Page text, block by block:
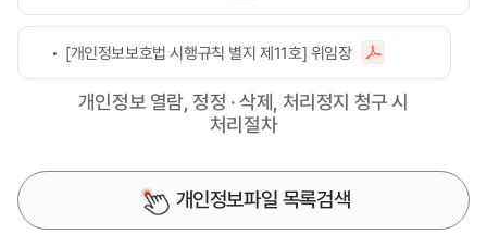
[개인정보보호법 시행규칙 별지 제11호] 위임장
개인정보 열람, 정정 · 삭제, 처리정지 청구 시
처리절차
개인정보파일 목록검색